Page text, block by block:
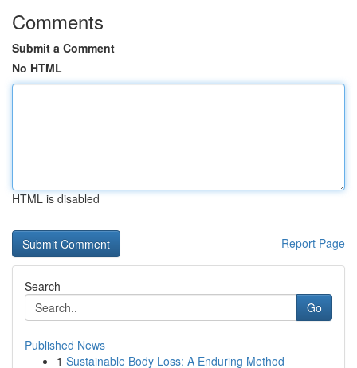
Comments
Submit a Comment
No HTML
HTML is disabled
Report Page
Search
Go
Published News
1 Sustainable Body Loss: A Enduring Method